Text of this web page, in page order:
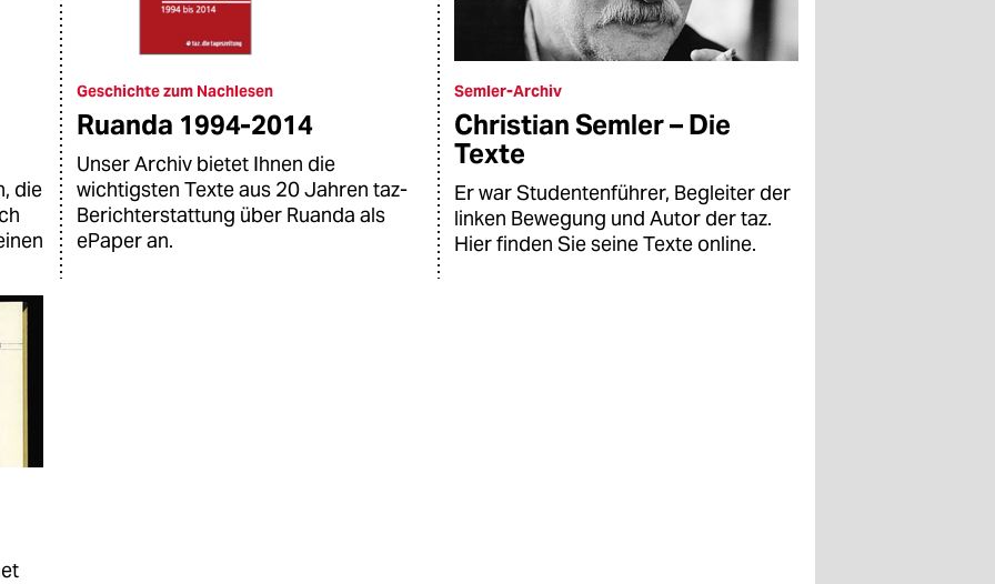
die
Geschichte zum Nachlesen
Ruanda 1994-2014
Unser Archiv bietet Ihnen die
wichtigsten Texte aus 20 Jahren taz-
Berichterstattung über Ruanda als
ePaper an.
Semler-Archiv
Christian Semler – Die
Texte
Er war Studentenführer, Begleiter der
linken Bewegung und Autor der taz.
Hier finden Sie seine Texte online.